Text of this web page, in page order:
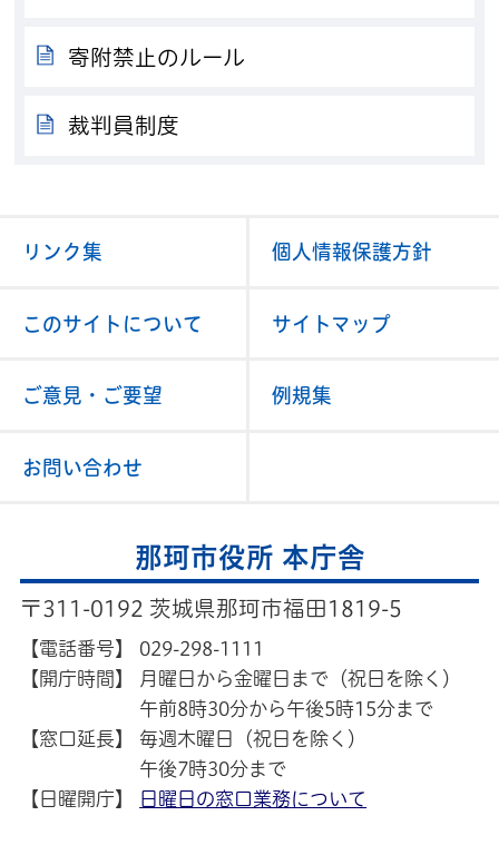
寄附禁止のルール
裁判員制度
リンク集 個人情報保護方針
このサイトについて サイトマップ
ご意見・ご要望 例規集
お問い合わせ
那珂市役所 本庁舎
〒311-0192 茨城県那珂市福田1819-5
【電話番号】
029-298-1111
【開庁時間】
月曜日から金曜日まで（祝日を除く）
午前8時30分から午後5時15分まで
【窓口延長】
毎週木曜日（祝日を除く）
午後7時30分まで
【日曜開庁】
日曜日の窓口業務について